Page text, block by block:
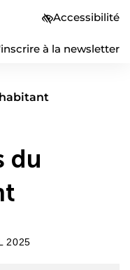
à la newsletter
onglet) Accessibilité
du
2025